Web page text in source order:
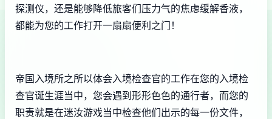
探测仪，还是能够降低旅客们压力气的焦虑缓解香液，
都能为您的工作打开一扇扇便利之门！
帝国入境所之所以体会入境检查官的工作在您的入境检
查官诞生涯当中，您会遇到形形色色的通行者，而您的
职责就是在迷汝游戏当中检查他们出示的每一份文件，